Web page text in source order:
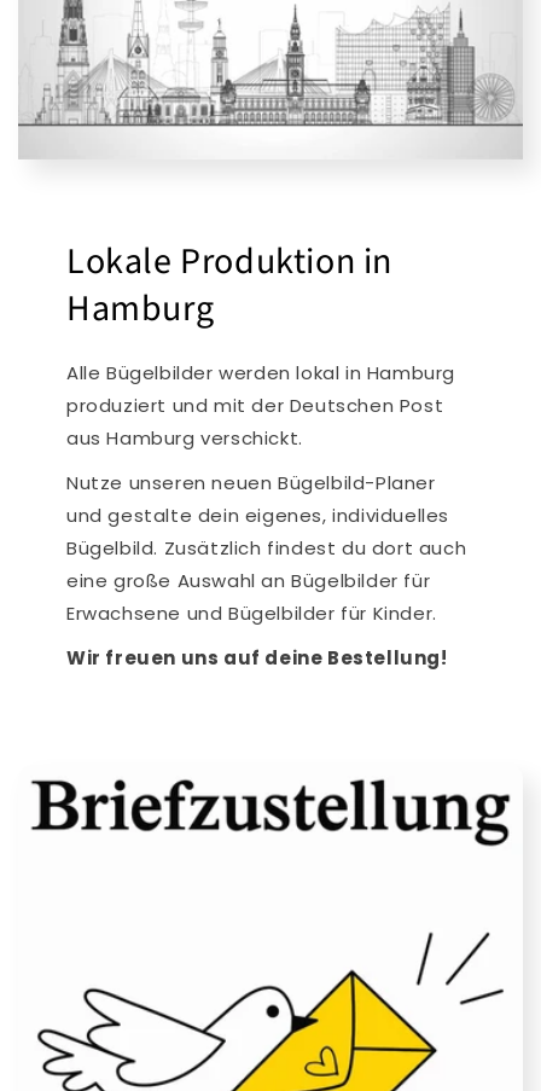
Lokale Produktion in
Hamburg
Alle Bügelbilder werden lokal in Hamburg
produziert und mit der Deutschen Post
aus Hamburg verschickt.
Nutze unseren neuen Bügelbild-Planer
und gestalte dein eigenes, individuelles
Bügelbild. Zusätzlich findest du dort auch
eine große Auswahl an Bügelbilder für
Erwachsene und Bügelbilder für Kinder.
Wir freuen uns auf deine Bestellung!